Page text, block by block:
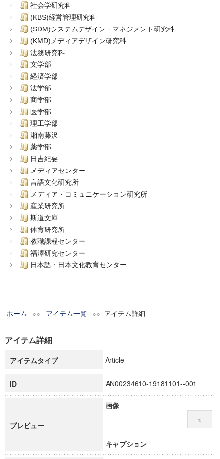
社会学研究科
(KBS)経営管理研究科
(SDM)システムデザイン・マネジメント研究科
(KMD)メディアデザイン研究科
法務研究科
文学部
経済学部
法学部
商学部
医学部
理工学部
湘南藤沢
薬学部
日吉紀要
メディアセンター
言語文化研究所
メディア・コミュニケーション研究所
産業研究所
斯道文庫
体育研究所
教職課程センター
福澤研究センター
日本語・日本文化教育センター
グローバルリサーチインスティテュート
科学研究費補助金研究成果報告書
慶應義塾大学グローバルCOEプログラム市民社会ガバナンス
慶應義塾大学グローバルCOEプログラム論理と感性の先端的
博士課程教育リーディングプログラム「超成熟社会発展のサ
学術雑誌掲載論文等(8)
ホーム »» アイテム一覧 »» アイテム詳細
アイテム詳細
アイテムタイプ Article
ID AN00234610-19181101--001
プレビュー
画像
キャプション